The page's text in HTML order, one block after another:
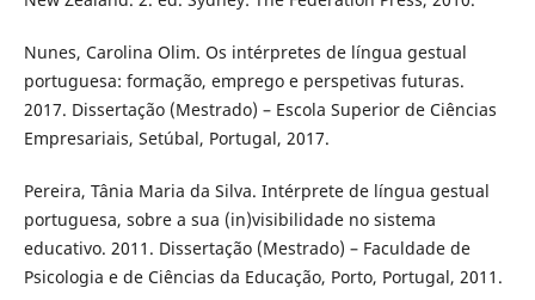
Nunes, Carolina Olim. Os intérpretes de língua gestual
portuguesa: formação, emprego e perspetivas futuras.
2017. Dissertação (Mestrado) – Escola Superior de Ciências
Empresariais, Setúbal, Portugal, 2017.
Pereira, Tânia Maria da Silva. Intérprete de língua gestual
portuguesa, sobre a sua (in)visibilidade no sistema
educativo. 2011. Dissertação (Mestrado) – Faculdade de
Psicologia e de Ciências da Educação, Porto, Portugal, 2011.